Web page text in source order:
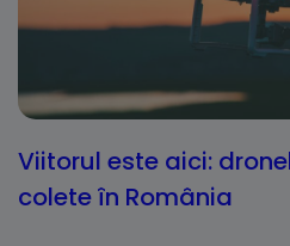
Viitorul este aici:
colete în România